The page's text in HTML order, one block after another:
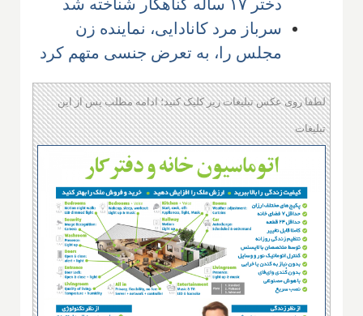
دختر ۱۷ ساله گناهکار شناخته شد
سرباز مرد کانادایی، نماینده زن
مجلس را، به تعرض جنسی متهم کرد
لطفا روی عکس تبلیغات زیر کلیک کنید؛ ادامه مطلب پس از این
تبلیغات